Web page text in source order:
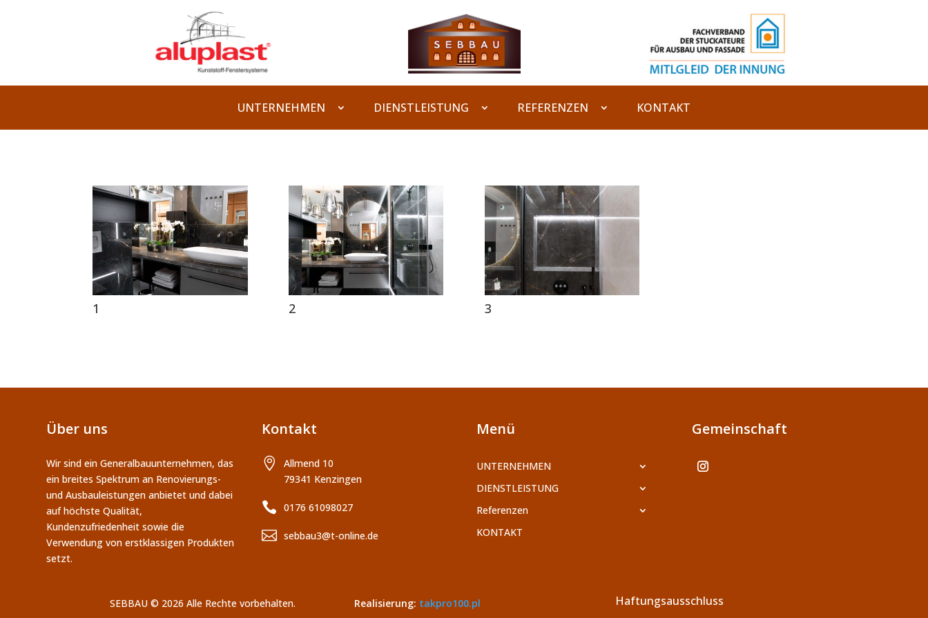
UNTERNEHMEN DIENSTLEISTUNG REFERENZEN KONTAKT
1 2 3
Über uns
Wir sind ein Generalbauunternehmen, das
ein breites Spektrum an Renovierungs-
und Ausbauleistungen anbietet und dabei
auf höchste Qualität,
Kundenzufriedenheit sowie die
Verwendung von erstklassigen Produkten
setzt.
Kontakt

Allmend 10
79341 Kenzingen
 0176 61098027
 sebbau3@t-online.de
Menü
UNTERNEHMEN
DIENSTLEISTUNG
Referenzen
KONTAKT
Gemeinschaft
SEBBAU © 2026 Alle Rechte vorbehalten. Realisierung: takpro100.pl Haftungsausschluss